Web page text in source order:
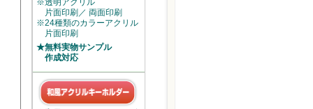
※透明アクリル
片面印刷／ 両面印刷
※24種類のカラーアクリル
片面印刷
★無料実物サンプル
作成対応